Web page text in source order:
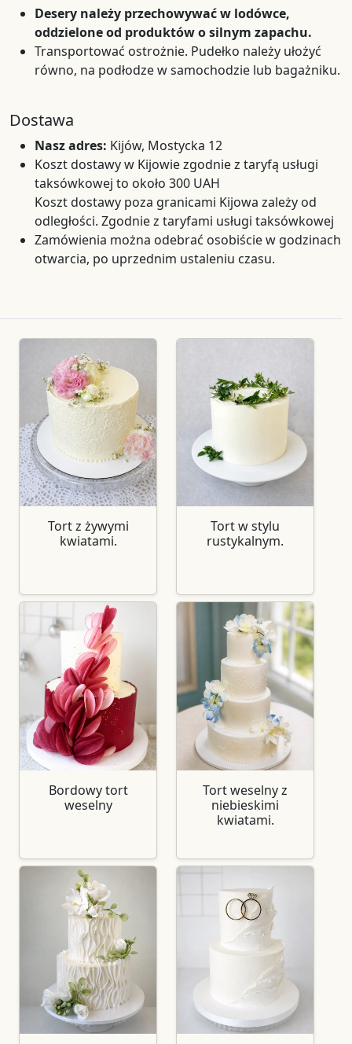
Desery należy przechowywać w lodówce,
oddzielone od produktów o silnym zapachu.
Transportować ostrożnie. Pudełko należy ułożyć
równo, na podłodze w samochodzie lub bagażniku.
Dostawa
Nasz adres: Kijów, Mostycka 12
Koszt dostawy w Kijowie zgodnie z taryfą usługi
taksówkowej to około 300 UAH
Koszt dostawy poza granicami Kijowa zależy od
odległości. Zgodnie z taryfami usługi taksówkowej
Zamówienia można odebrać osobiście w godzinach
otwarcia, po uprzednim ustaleniu czasu.
Tort z żywymi
kwiatami.
Tort w stylu
rustykalnym.
Bordowy tort
weselny
Tort weselny z
niebieskimi
kwiatami.